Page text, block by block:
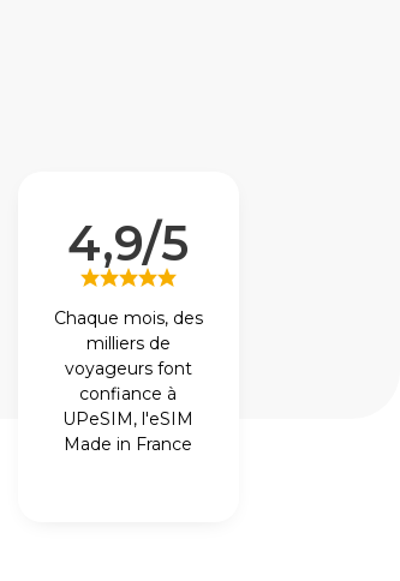
4,9/5
Chaque mois, des
milliers de
voyageurs font
confiance à
UPeSIM, l'eSIM
Made in France